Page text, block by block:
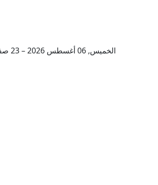
الخميس, 06 أغسطس 2026 – 23 صفر 1448 هـ